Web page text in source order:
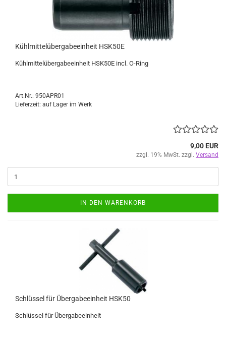
Kühlmittelübergabeeinheit HSK50E
Kühlmittelübergabeeinheit HSK50E incl. O-Ring
Art.Nr.: 950APR01
Lieferzeit: auf Lager im Werk
9,00 EUR
zzgl. 19% MwSt. zzgl. Versand
IN DEN WARENKORB
Schlüssel für Übergabeeinheit HSK50
Schlüssel für Übergabeeinheit